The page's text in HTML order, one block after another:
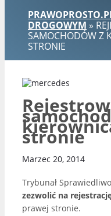
DROGOWYM »
SAMOCHODÓW Z
STRONIE
stronie
Marzec 20, 2014
Trybunał
zezwolić na
prawej stronie.